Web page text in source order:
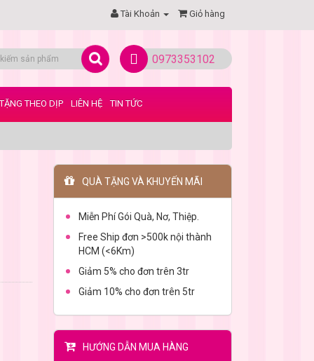
Tài Khoản Giỏ hàng
0973353102
THEO DỊP LIÊN HỆ TIN TỨC
QUÀ TẶNG VÀ KHUYẾN MÃI
Miễn Phí Gói Quà, Nơ, Thiệp.
Free Ship đơn >500k nội thành
HCM (<6Km)
Giảm 5% cho đơn trên 3tr
Giảm 10% cho đơn trên 5tr
HƯỚNG DẪN MUA HÀNG